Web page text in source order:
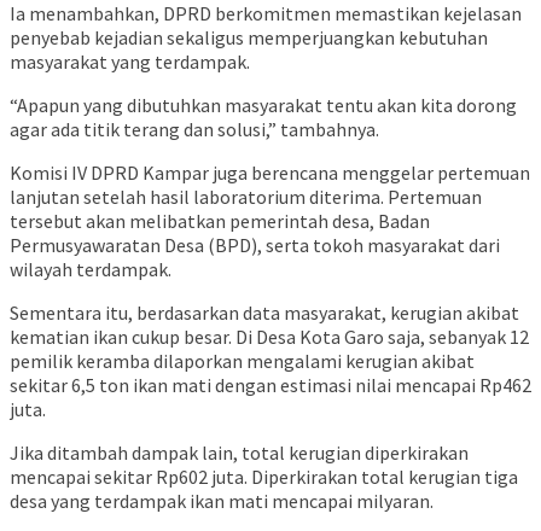
Ia menambahkan, DPRD berkomitmen memastikan kejelasan
penyebab kejadian sekaligus memperjuangkan kebutuhan
masyarakat yang terdampak.
“Apapun yang dibutuhkan masyarakat tentu akan kita dorong
agar ada titik terang dan solusi,” tambahnya.
Komisi IV DPRD Kampar juga berencana menggelar pertemuan
lanjutan setelah hasil laboratorium diterima. Pertemuan
tersebut akan melibatkan pemerintah desa, Badan
Permusyawaratan Desa (BPD), serta tokoh masyarakat dari
wilayah terdampak.
Sementara itu, berdasarkan data masyarakat, kerugian akibat
kematian ikan cukup besar. Di Desa Kota Garo saja, sebanyak 12
pemilik keramba dilaporkan mengalami kerugian akibat
sekitar 6,5 ton ikan mati dengan estimasi nilai mencapai Rp462
juta.
Jika ditambah dampak lain, total kerugian diperkirakan
mencapai sekitar Rp602 juta. Diperkirakan total kerugian tiga
desa yang terdampak ikan mati mencapai milyaran.